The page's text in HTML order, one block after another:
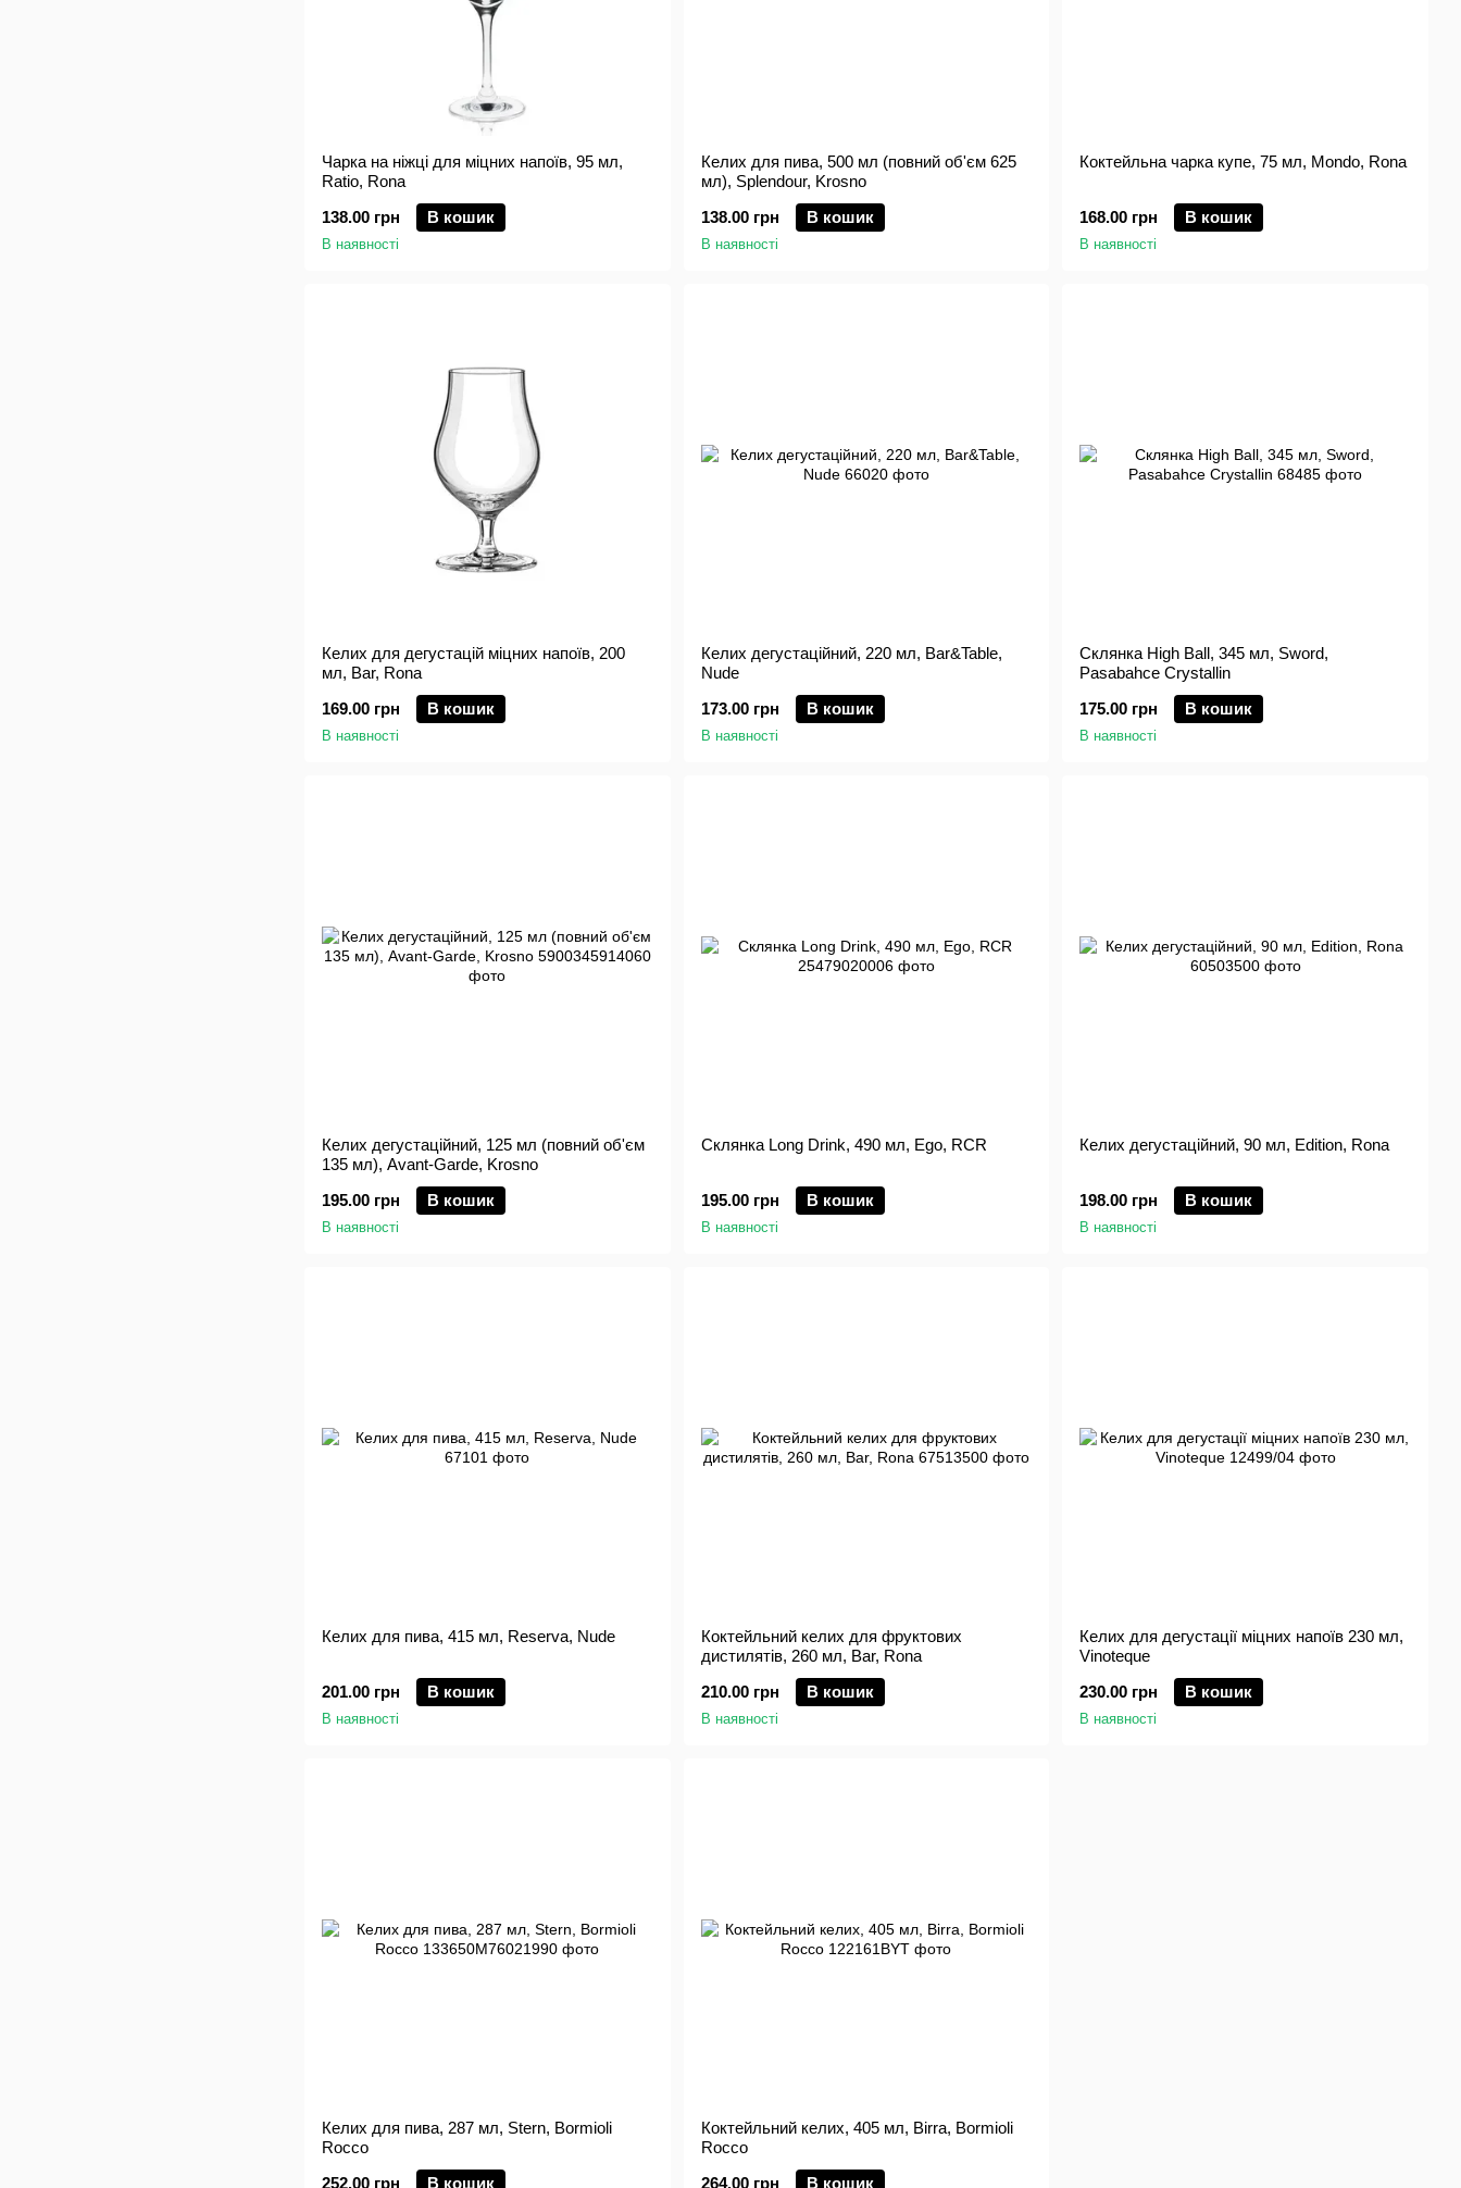
Чарка на ніжці для міцних напоїв, 95 мл,
Ratio, Rona
138.00 грн
В кошик
В наявності
Келих для пива, 500 мл (повний об'єм 625
мл), Splendour, Krosno
138.00 грн
В кошик
В наявності
Коктейльна чарка купе, 75 мл, Mondo, Rona
168.00 грн В кошик
В наявності
Келих для дегустацій міцних напоїв, 200
мл, Bar, Rona
169.00 грн
В кошик
В наявності
Келих дегустаційний, 220 мл, Bar&Table,
Nude
173.00 грн
В кошик
В наявності
Склянка High Ball, 345 мл, Sword,
Pasabahce Crystallin
175.00 грн
В кошик
В наявності
Келих дегустаційний, 125 мл (повний об'єм
135 мл), Avant-Garde, Krosno
195.00 грн
В кошик
В наявності
Склянка Long Drink, 490 мл, Ego, RCR
195.00 грн В кошик
В наявності
Келих дегустаційний, 90 мл, Edition, Rona
198.00 грн В кошик
В наявності
Келих для пива, 415 мл, Reserva, Nude
201.00 грн В кошик
В наявності
Коктейльний келих для фруктових
дистилятів, 260 мл, Bar, Rona
210.00 грн
В кошик
В наявності
Келих для дегустації міцних напоїв 230 мл,
Vinoteque
230.00 грн
В кошик
В наявності
Келих для пива, 287 мл, Stern, Bormioli
Rocco
252.00 грн
В кошик
Коктейльний келих, 405 мл, Birra, Bormioli
Rocco
264.00 грн
В кошик